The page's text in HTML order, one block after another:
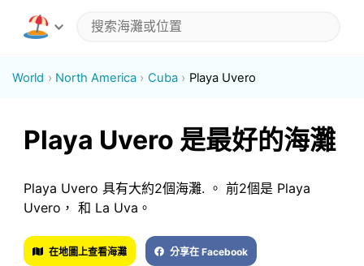
World North America Cuba Playa Uvero
Playa Uvero 是最好的海灘
Playa Uvero 具有大約2個海灘. 。 前2個是 Playa
Uvero， 和 La Uva。
在地圖上查看海灘 分享在 Facebook